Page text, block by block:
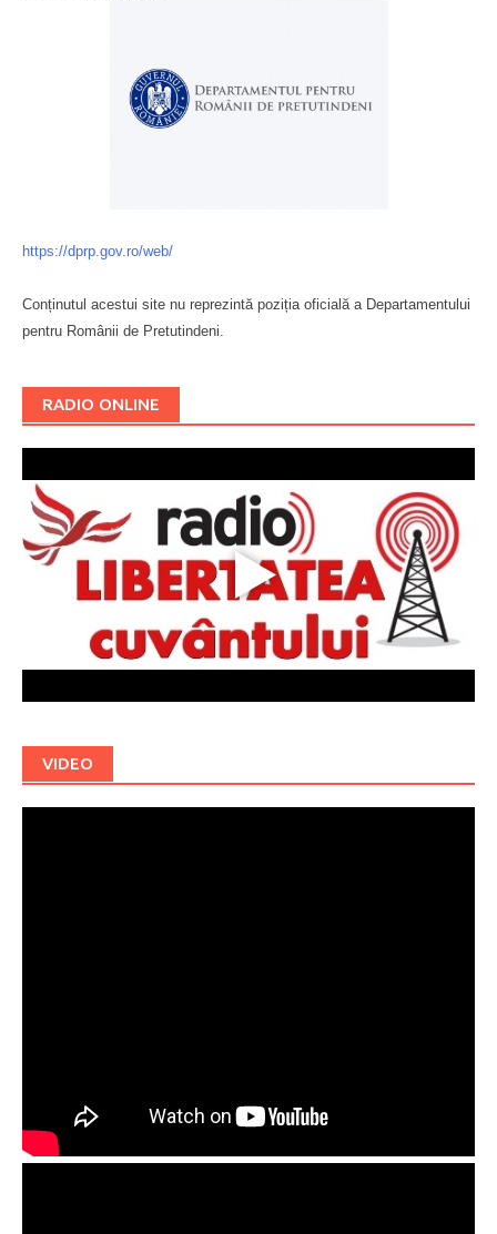
https://dprp.gov.ro/web/
Conținutul acestui site nu reprezintă poziția oficială a Departamentului
pentru Românii de Pretutindeni.
RADIO ONLINE
VIDEO